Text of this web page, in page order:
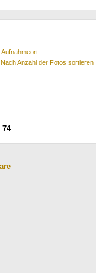
Nach Anzahl der Fotos sortieren
74